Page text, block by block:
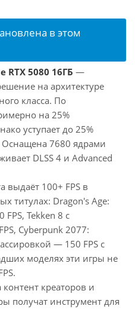
в этом
RTX 5080 16ГБ —
на архитектуре
класса. По
на 25%
уступает до 25%
Оснащена 7680 ядрами
DLSS 4 и Advanced
выдаёт 100+ FPS в
титулах: Dragon's Age:
FPS, Tekken 8 с
Cyberpunk 2077:
— 150 FPS с
моделях эти игры не
креаторов и
получат инструмент для